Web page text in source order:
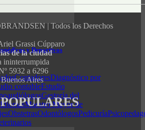
y Deportivos
ContadoresDiagnóstico por
contableEstudio
Gestoría del
IdiomasMaestro Mayor de
ObstetrasOdontólogosPedicuría
| Todos los Derechos
Grassi Cúpparo
de la ciudad
ininterrumpida
5932 a 6296
Aires